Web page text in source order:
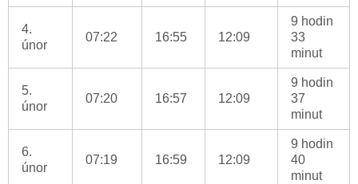
4.
únor
07:22 16:55 12:09
9 hodin
33
minut
5.
únor
07:20 16:57 12:09
9 hodin
37
minut
6.
únor
07:19 16:59 12:09
9 hodin
40
minut